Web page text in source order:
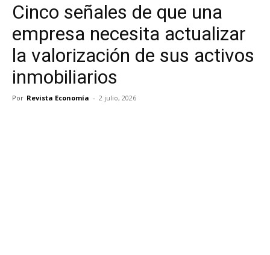
Cinco señales de que una
empresa necesita actualizar
la valorización de sus activos
inmobiliarios
Por Revista Economía - 2 julio, 2026